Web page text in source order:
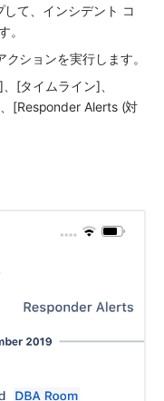
して、インシデント コ
。
ションを実行します。
[タイムライン]、
[Responder Alerts (対